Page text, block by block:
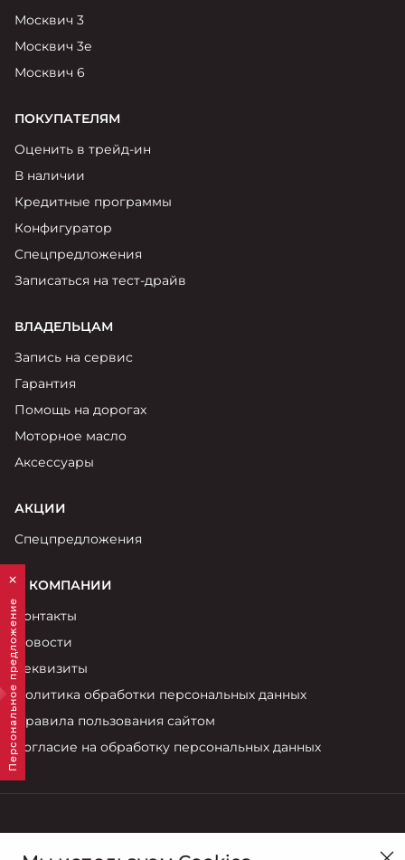
Москвич 3
Москвич 3е
Москвич 6
ПОКУПАТЕЛЯМ
Оценить в трейд-ин
В наличии
Кредитные программы
Конфигуратор
Спецпредложения
Записаться на тест-драйв
ВЛАДЕЛЬЦАМ
Запись на сервис
Гарантия
Помощь на дорогах
Моторное масло
Аксессуары
АКЦИИ
Спецпредложения
О КОМПАНИИ
Контакты
Новости
Реквизиты
Политика обработки персональных данных
Правила пользования сайтом
Согласие на обработку персональных данных
Персональное предложение